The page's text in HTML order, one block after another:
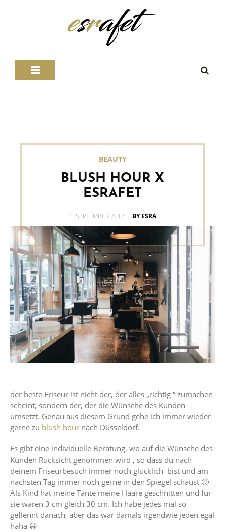
BEAUTY
BLUSH HOUR X
ESRAFET
POSTED
1. SEPTEMBER 2017 BY ESRA
der beste Friseur ist nicht der, der alles „richtig “ zumachen
scheint, sondern der, der die Wünsche des Kunden
umsetzt. Genau aus diesem Grund gehe ich immer wieder
gerne zu blush hour nach Düsseldorf.
Es gibt eine individuelle Beratung, wo auf die Wünsche des
Kunden Rücksicht genommen wird , so dass du nach
deinem Friseurbesuch immer noch glücklich bist und am
nächsten Tag immer noch gerne in den Spiegel schaust 🙂
Als Kind hat meine Tante meine Haare geschnitten und für
sie waren 3 cm gleich 30 cm. Ich habe jedes mal so
geflennt danach, aber das war damals irgendwie jeden egal
haha 😀